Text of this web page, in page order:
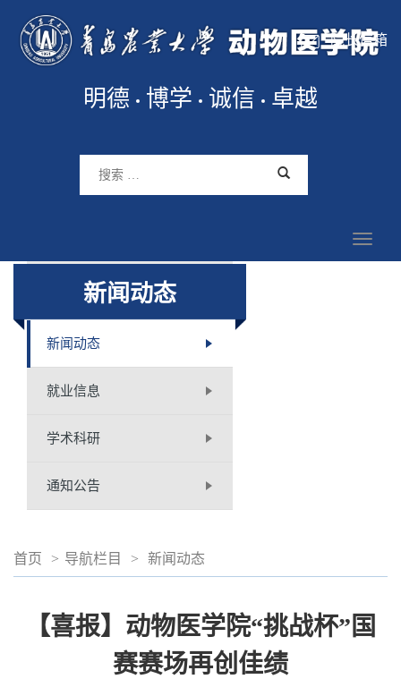
院长信箱
明德 博学 诚信 卓越
新闻动态
新闻动态
就业信息
学术科研
通知公告
首页 > 导航栏目 > 新闻动态
【喜报】动物医学院“挑战杯”国
赛赛场再创佳绩